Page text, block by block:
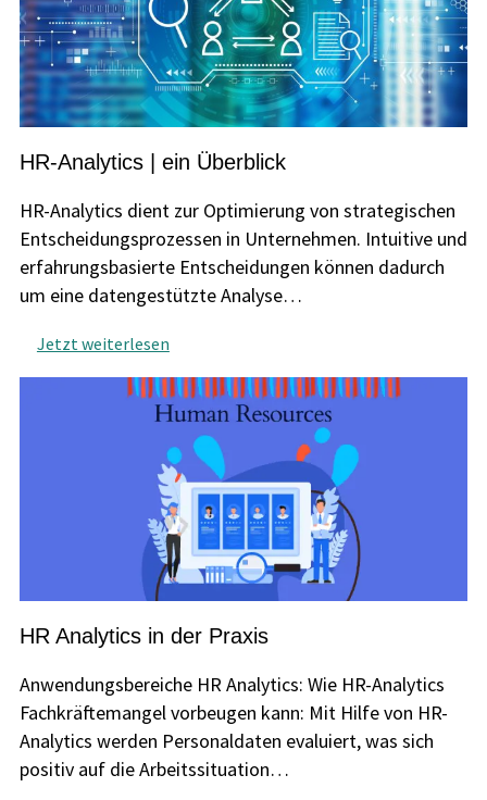
HR-Analytics | ein Überblick
HR-Analytics dient zur Optimierung von strategischen
Entscheidungsprozessen in Unternehmen. Intuitive und
erfahrungsbasierte Entscheidungen können dadurch
um eine datengestützte Analyse…
Jetzt weiterlesen
HR Analytics in der Praxis
Anwendungsbereiche HR Analytics: Wie HR-Analytics
Fachkräftemangel vorbeugen kann: Mit Hilfe von HR-
Analytics werden Personaldaten evaluiert, was sich
positiv auf die Arbeitssituation…